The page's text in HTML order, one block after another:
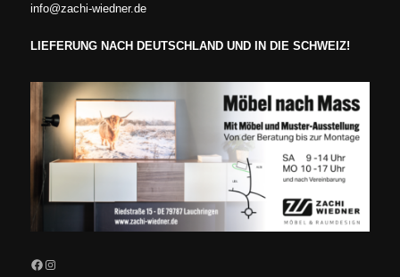
info@zachi-wiedner.de
LIEFERUNG NACH DEUTSCHLAND UND IN DIE SCHWEIZ!
Facebook
Instagram